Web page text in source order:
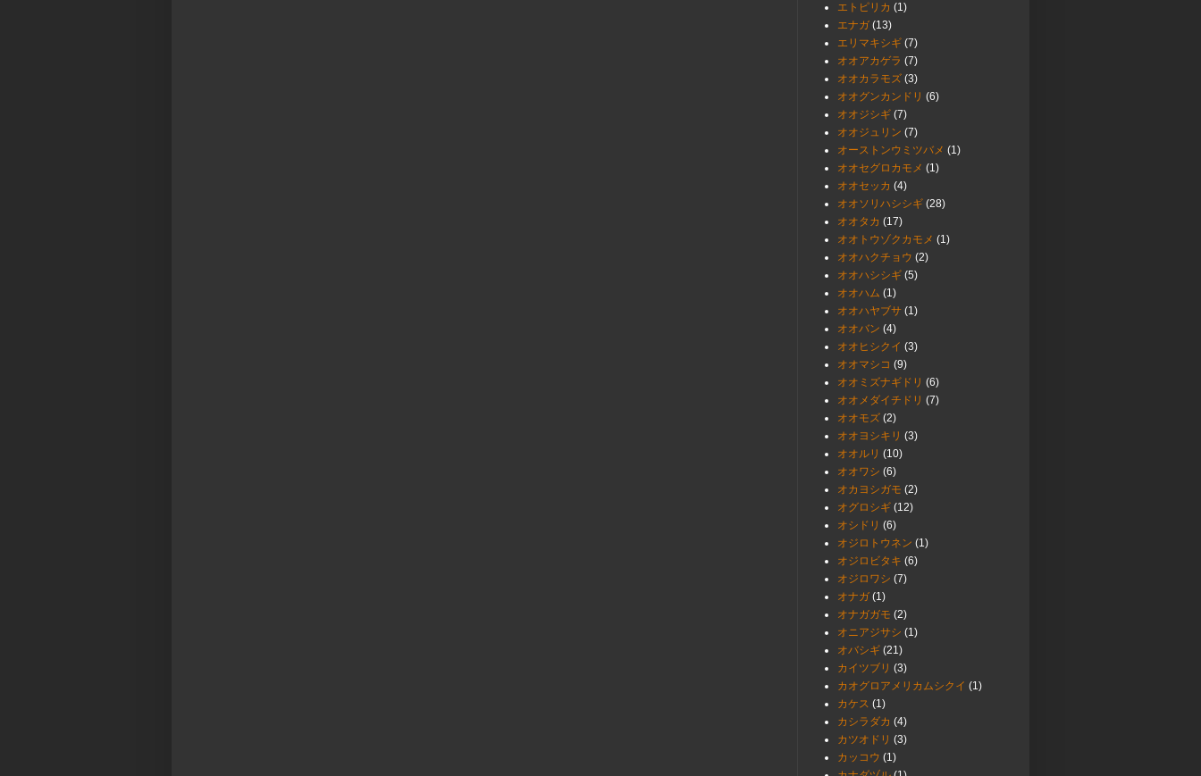
エトピリカ (1)
エナガ (13)
エリマキシギ (7)
オオアカゲラ (7)
オオカラモズ (3)
オオグンカンドリ (6)
オオジシギ (7)
オオジュリン (7)
オーストンウミツバメ (1)
オオセグロカモメ (1)
オオセッカ (4)
オオソリハシシギ (28)
オオタカ (17)
オオトウゾクカモメ (1)
オオハクチョウ (2)
オオハシシギ (5)
オオハム (1)
オオハヤブサ (1)
オオバン (4)
オオヒシクイ (3)
オオマシコ (9)
オオミズナギドリ (6)
オオメダイチドリ (7)
オオモズ (2)
オオヨシキリ (3)
オオルリ (10)
オオワシ (6)
オカヨシガモ (2)
オグロシギ (12)
オシドリ (6)
オジロトウネン (1)
オジロビタキ (6)
オジロワシ (7)
オナガ (1)
オナガガモ (2)
オニアジサシ (1)
オバシギ (21)
カイツブリ (3)
カオグロアメリカムシクイ (1)
カケス (1)
カシラダカ (4)
カツオドリ (3)
カッコウ (1)